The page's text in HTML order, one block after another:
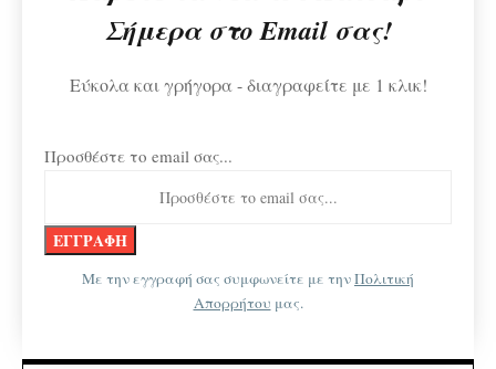
Σήμερα στο Email σας!
Εύκολα και γρήγορα - διαγραφείτε με 1 κλικ!
Προσθέστε το email σας...
Με την εγγραφή σας συμφωνείτε με τηνΠολιτική
Απορρήτου μας.